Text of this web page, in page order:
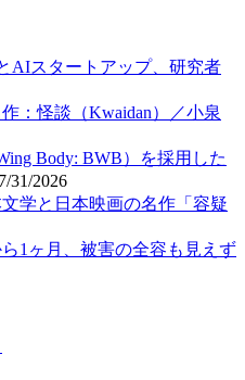
AIスタートアップ、研究者
：怪談（Kwaidan）／小泉
Body: BWB）を採用した
31/2026
学と日本映画の名作「容疑
1ヶ月、被害の全容も見えず